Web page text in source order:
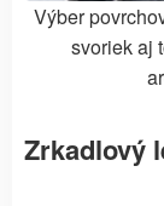
Výber
svoriek aj
Zrkadlový